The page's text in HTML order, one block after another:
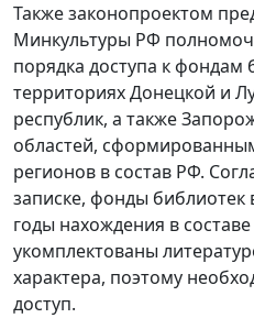
Также законопроектом
Минкультуры РФ
порядка доступа к фондам
территориях Донецкой и
республик, а также
областей,
регионов в состав РФ.
записке, фонды библиотек
годы нахождения в
укомплектованы
характера, поэтому
доступ.